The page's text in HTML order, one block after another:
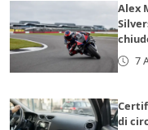
Alex
7
di